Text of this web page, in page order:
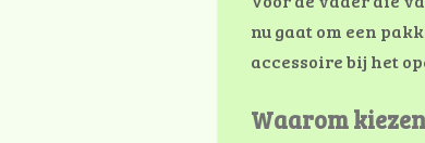
nu gaat om een
accessoire bij het
Waarom